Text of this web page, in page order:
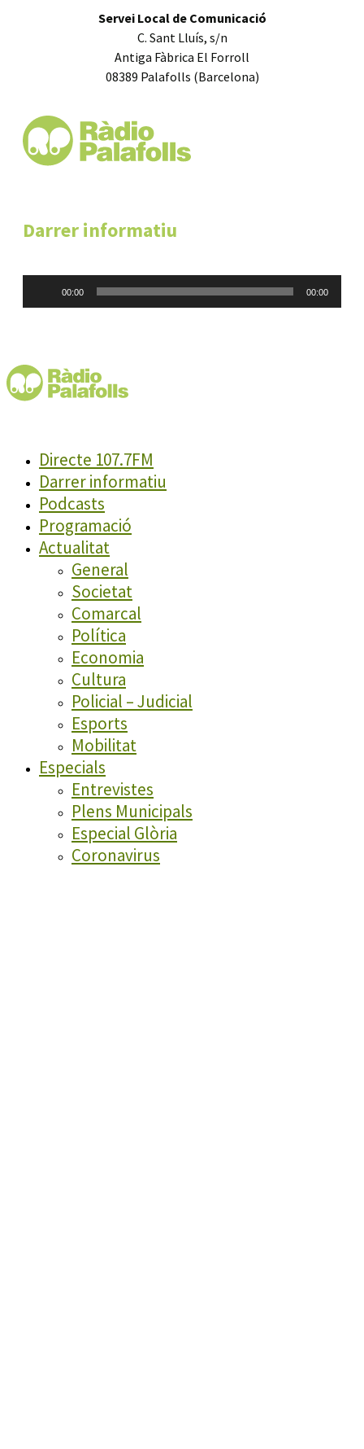
Servei Local de Comunicació
C. Sant Lluís, s/n
Antiga Fàbrica El Forroll
08389 Palafolls (Barcelona)
Darrer informatiu
00:00 00:00
Directe 107.7FM
Darrer informatiu
Podcasts
Programació
Actualitat
General
Societat
Comarcal
Política
Economia
Cultura
Policial – Judicial
Esports
Mobilitat
Especials
Entrevistes
Plens Municipals
Especial Glòria
Coronavirus